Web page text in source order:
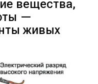
вещества,
—
живых